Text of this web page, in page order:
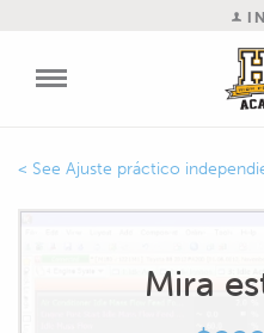
Ajuste práctico
Mira